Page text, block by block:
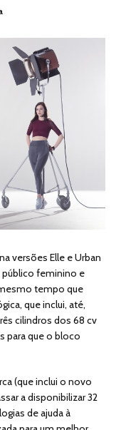
versões Elle e Urban
público feminino e
tempo que
que inclui, até,
cilindros dos 68 cv
para que o bloco
(que inclui o novo
a disponibilizar 32
de ajuda à